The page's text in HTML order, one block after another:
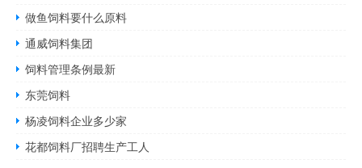
做鱼饲料要什么原料
通威饲料集团
饲料管理条例最新
东莞饲料
杨凌饲料企业多少家
花都饲料厂招聘生产工人